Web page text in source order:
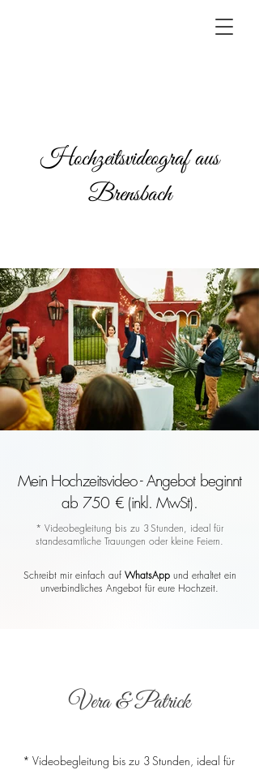
Hochzeitsvideograf aus
Brensbach
Mein Hochzeitsvideo - Angebot beginnt
ab 750 € (inkl. MwSt).
* Videobegleitung bis zu 3 Stunden, ideal für
standesamtliche Trauungen oder kleine Feiern.
Schreibt mir einfach auf WhatsAppund erhaltet ein
unverbindliches Angebot für eure Hochzeit.
Vera & Patrick
* Videobegleitung bis zu 3 Stunden, ideal für